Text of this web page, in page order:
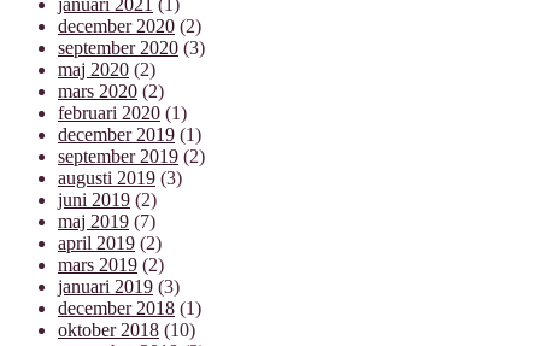
januari 2021 (1)
december 2020 (2)
september 2020 (3)
maj 2020 (2)
mars 2020 (2)
februari 2020 (1)
december 2019 (1)
september 2019 (2)
augusti 2019 (3)
juni 2019 (2)
maj 2019 (7)
april 2019 (2)
mars 2019 (2)
januari 2019 (3)
december 2018 (1)
oktober 2018 (10)